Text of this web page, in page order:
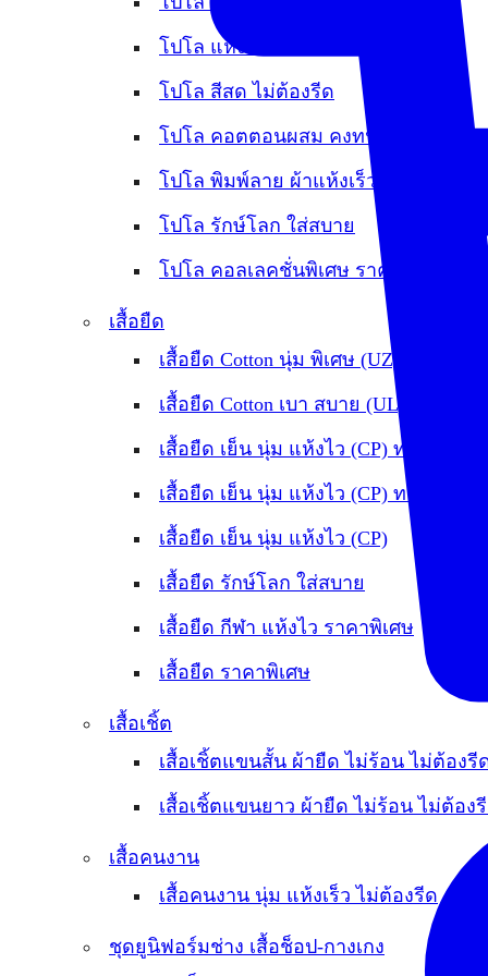
โปโล แห้งเร็ว ลดกลิ่นอับ (Flexup)
โปโล สีสด ไม่ต้องรีด
โปโล คอตตอนผสม คงทน ไม่หดย้วย
โปโล พิมพ์ลาย ผ้าแห้งเร็ว
โปโล รักษ์โลก ใส่สบาย
โปโล คอลเลคชั่นพิเศษ ราคาพิเศษ
เสื้อยืด
เสื้อยืด Cotton นุ่ม พิเศษ (UZ)
เสื้อยืด Cotton เบา สบาย (UL)
เสื้อยืด เย็น นุ่ม แห้งไว (CP) ทรง
เสื้อยืด เย็น นุ่ม แห้งไว (CP) ทรงCrop
เสื้อยืด เย็น นุ่ม แห้งไว (CP)
เสื้อยืด รักษ์โลก ใส่สบาย
เสื้อยืด กีฬา แห้งไว ราคาพิเศษ
เสื้อยืด ราคาพิเศษ
เสื้อเชิ้ต
เสื้อเชิ้ตแขนสั้น ผ้ายืด ไม่ร้อน ไม่ต้องรี
เสื้อเชิ้ตแขนยาว ผ้ายืด ไม่ร้อน ไม่ต้อง
เสื้อคนงาน
เสื้อคนงาน นุ่ม แห้งเร็ว ไม่ต้องรีด
ชุดยูนิฟอร์มช่าง เสื้อช็อป-กางเกง